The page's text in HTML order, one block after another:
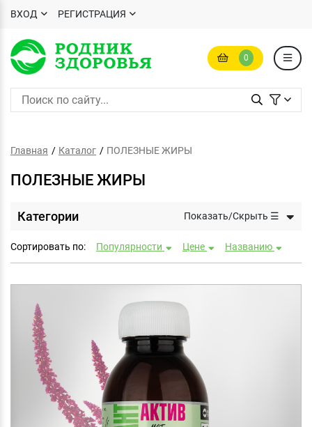
ВХОД РЕГИСТРАЦИЯ
0
Главная Каталог ПОЛЕЗНЫЕ ЖИРЫ
ПОЛЕЗНЫЕ ЖИРЫ
Категории Показать/Скрыть ☰
Сортировать по: Популярности Цене Названию